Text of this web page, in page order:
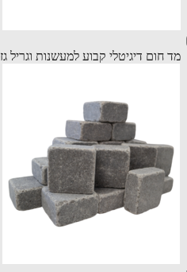
דיגיטלי קבוע למעשנות וגריל גז עם 2 פרובים